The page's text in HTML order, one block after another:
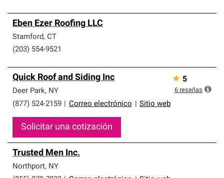
Eben Ezer Roofing LLC
Stamford, CT
(203) 554-9521
Quick Roof and Siding Inc
Deer Park, NY
(877) 524-2159
Correo electrónico Sitio web
Solicitar una cotización
★ 5
6 reseñas
Trusted Men Inc.
Northport, NY